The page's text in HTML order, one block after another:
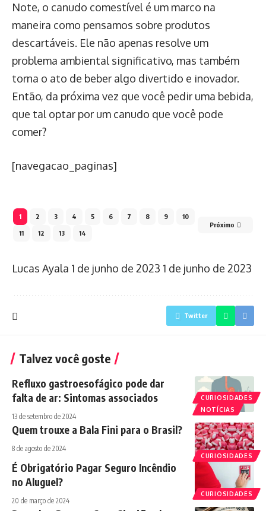
Note, o canudo comestível é um marco na
maneira como pensamos sobre produtos
descartáveis. Ele não apenas resolve um
problema ambiental significativo, mas também
torna o ato de beber algo divertido e inovador.
Então, da próxima vez que você pedir uma bebida,
que tal optar por um canudo que você pode
comer?
[navegacao_paginas]
1 2 3 4 5 6 7 8 9 10
11 12 13 14
Próximo
Lucas Ayala 1 de junho de 2023 1 de junho de 2023
Twitter
Talvez você goste
CURIOSIDADES
NOTÍCIAS
Refluxo gastroesofágico pode dar
falta de ar: Sintomas associados
13 de setembro de 2024
CURIOSIDADES
Quem trouxe a Bala Fini para o Brasil?
8 de agosto de 2024
CURIOSIDADES
É Obrigatório Pagar Seguro Incêndio
no Aluguel?
20 de março de 2024